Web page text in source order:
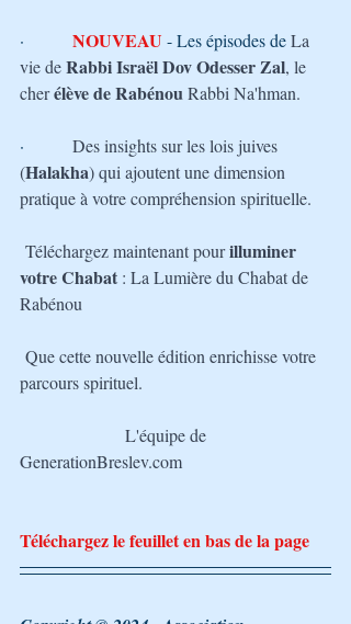
· NOUVEAU - Les épisodes de La
vie de Rabbi Israël Dov Odesser Zal, le
cher élève de Rabénou Rabbi Na'hman.
· Des insights sur les lois juives
(Halakha) qui ajoutent une dimension
pratique à votre compréhension spirituelle.
Téléchargez maintenant pour illuminer
votre Chabat : La Lumière du Chabat de
Rabénou
Que cette nouvelle édition enrichisse votre
parcours spirituel.
L'équipe de
GenerationBreslev.com
Téléchargez le feuillet en bas de la page